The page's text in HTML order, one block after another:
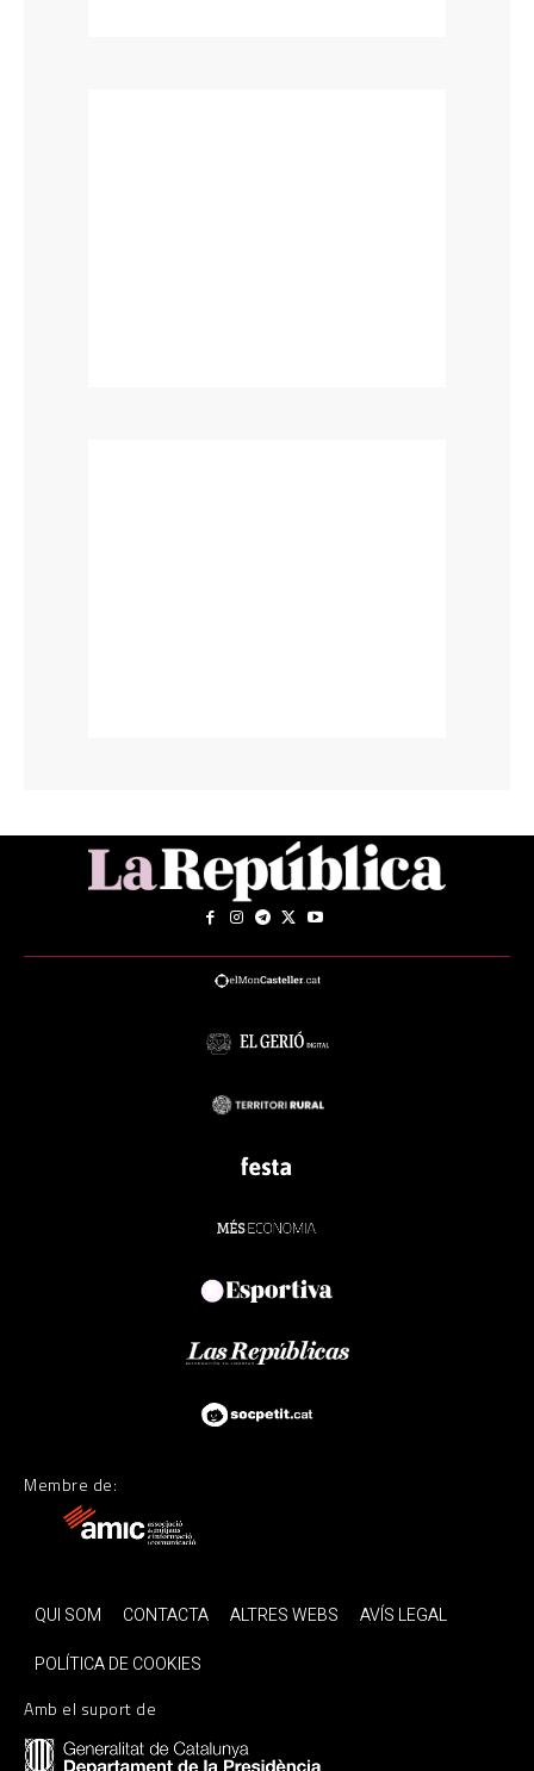
Membre de:
QUI SOM CONTACTA ALTRES WEBS
AVÍS LEGAL
POLÍTICA DE COOKIES
Amb el suport de